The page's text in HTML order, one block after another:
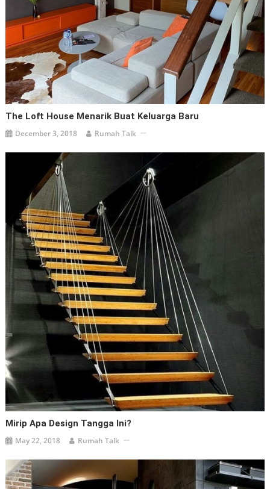
The Loft House Menarik Buat Keluarga Baru
December 3, 2018 Rumah Talk
Mirip Apa Design Tangga Ini?
May 22, 2018 Rumah Talk